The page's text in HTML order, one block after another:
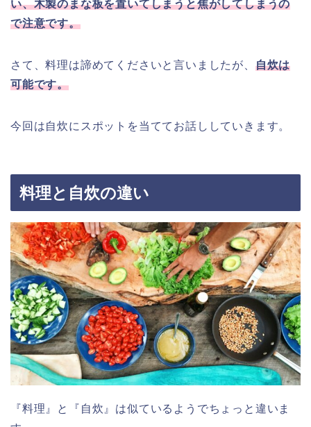
い、木製のまな板を置いてしまうと焦がしてしまうの
で注意です。
さて、料理は諦めてくださいと言いましたが、 自炊は
可能です。
今回は自炊にスポットを当ててお話ししていきます。
料理と自炊の違い
『料理』と『自炊』は似ているようでちょっと違いま